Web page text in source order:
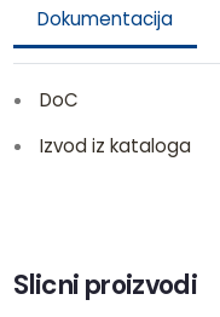
Dokumentacija
DoC
Izvod iz kataloga
Slicni proizvodi